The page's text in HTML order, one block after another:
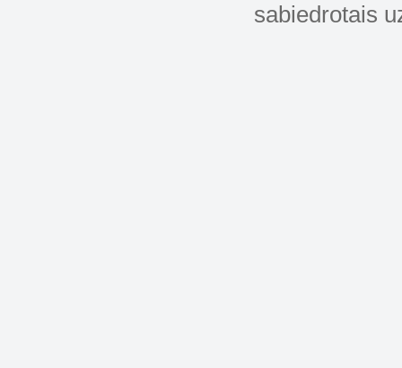
sabiedrotais